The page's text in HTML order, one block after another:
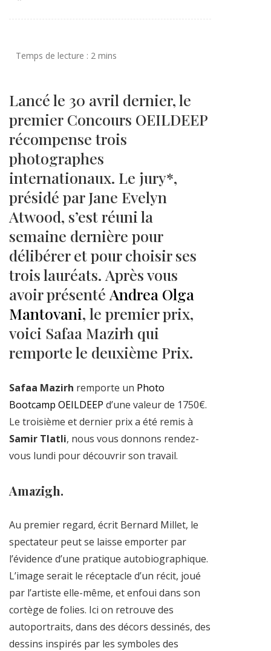
Lancé le 30 avril dernier, le
premier Concours OEILDEEP
récompense trois
photographes
internationaux. Le jury*,
présidé par Jane Evelyn
Atwood, s’est réuni la
semaine dernière pour
délibérer et pour choisir ses
trois lauréats. Après vous
avoir présenté Andrea Olga
Mantovani, le premier prix,
voici Safaa Mazirh qui
remporte le deuxième Prix.
Safaa Mazirh remporte un Photo
Bootcamp OEILDEEP d’une valeur de 1750€.
Le troisième et dernier prix a été remis à
Samir Tlatli, nous vous donnons rendez-
vous lundi pour découvrir son travail.
Amazigh.
Au premier regard, écrit Bernard Millet, le
spectateur peut se laisse emporter par
l’évidence d’une pratique autobiographique.
L’image serait le réceptacle d’un récit, joué
par l’artiste elle-même, et enfoui dans son
cortège de folies. Ici on retrouve des
autoportraits, dans des décors dessinés, des
dessins inspirés par les symboles des